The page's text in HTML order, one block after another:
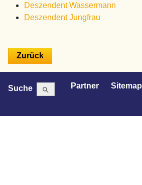
Deszendent Wassermann
Deszendent Jungfrau
Suche Search
for:
Search Button Partner Sitemap